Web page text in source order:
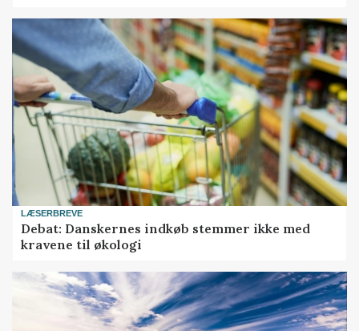
LÆSERBREVE
Debat: Danskernes indkøb stemmer ikke med
kravene til økologi